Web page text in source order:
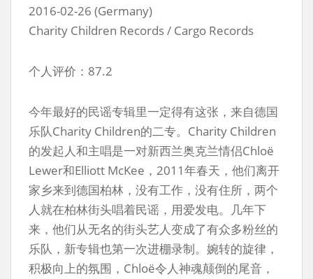
2016-02-26 (Germany)
Charity Children Records / Cargo Records
个人评价：87.2
今年最好的民谣专辑里一定得有这张，来自德国
乐队Charity Children的二专。Charity Children
的发起人和主唱是一对新西兰奥克兰情侣Chloë
Lewer和Elliott McKee，2011年春天，他们离开
家乡来到德国柏林，没有工作，没有住所，两个
人就在柏林街头唱着民谣，用爱发电。几年下
来，他们从无名的街头艺人变成了有众多粉丝的
乐队，新专辑也第一次进棚录制。婉转的旋律，
积极向上的氛围，Chloë令人神魂颠倒的尾音，